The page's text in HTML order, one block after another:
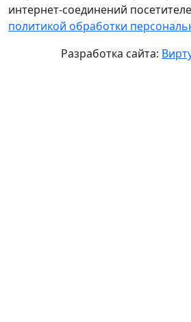
интернет-соединений
политикой обработки
Разработка сайта: